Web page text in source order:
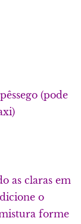
(pode
as claras em
o
forme